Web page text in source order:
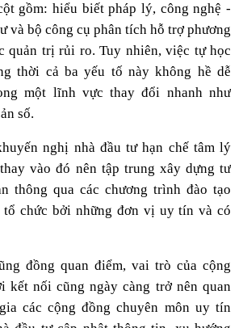
gồm: hiểu biết pháp lý, công nghệ -
và bộ công cụ phân tích hỗ trợ phương
quản trị rủi ro. Tuy nhiên, việc tự học
thời cả ba yếu tố này không hề dễ
một lĩnh vực thay đổi nhanh như
số.
nghị nhà đầu tư hạn chế tâm lý
vào đó nên tập trung xây dựng tư
thông qua các chương trình đào tạo
tổ chức bởi những đơn vị uy tín và có
đồng quan điểm, vai trò của cộng
kết nối cũng ngày càng trở nên quan
các cộng đồng chuyên môn uy tín